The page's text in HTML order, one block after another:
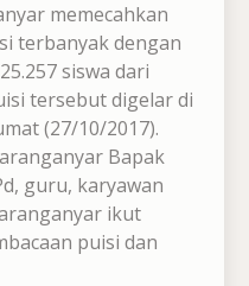
memecahkan
terbanyak dengan
siswa dari
tersebut digelar di
(27/10/2017).
Bapak
guru, karyawan
ikut
puisi dan